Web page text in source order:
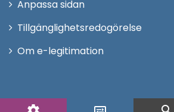
Anpassa sidan
Tillgänglighetsredogörelse
Om e-legitimation